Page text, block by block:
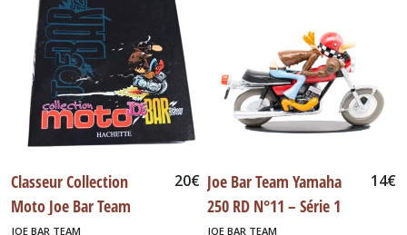
Classeur Collection
Moto Joe Bar Team
Hachette numéros 1 à
20€
JOE BAR TEAM
Joe Bar Team Yamaha
250 RD N°11 – Série 1
14€
JOE BAR TEAM
Box
Bang
Best
Art
Top
Model
(90)
+
F1
+
GT